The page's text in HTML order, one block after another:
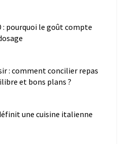
: pourquoi le goût compte
: comment concilier repas
et bons plans ?
une cuisine italienne